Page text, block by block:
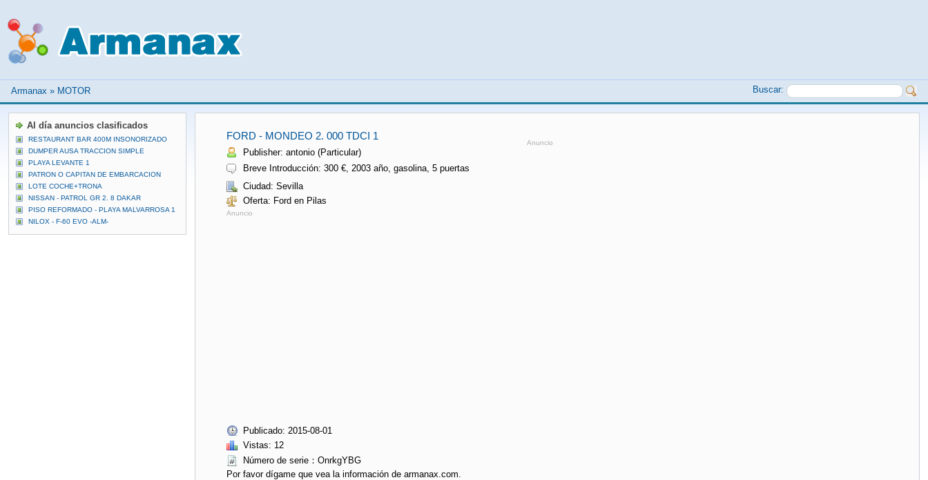
Armanax » MOTOR Buscar:
FORD - MONDEO 2. 000 TDCI 1
Publisher: antonio (Particular)
Breve Introducción: 300 €, 2003 año, gasolina, 5 puertas
Ciudad: Sevilla
Oferta: Ford en Pilas
Anuncio
Publicado: 2015-08-01
Vistas: 12
Número de serie：OnrkgYBG
Por favor dígame que vea la información de armanax.com.
Anuncio
Al día anuncios clasificados
RESTAURANT BAR 400M INSONORIZADO
DUMPER AUSA TRACCION SIMPLE
PLAYA LEVANTE 1
PATRON O CAPITAN DE EMBARCACION
LOTE COCHE+TRONA
NISSAN - PATROL GR 2. 8 DAKAR
PISO REFORMADO - PLAYA MALVARROSA 1
NILOX - F-60 EVO -ALM-